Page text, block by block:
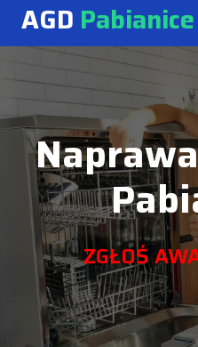
AGD Pabianice
ZGŁOŚ